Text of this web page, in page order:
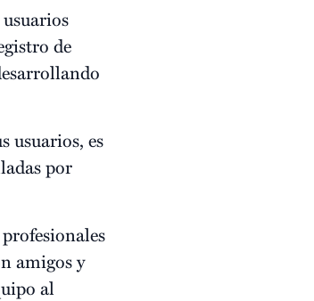
de
usuarios, es
por
amigos y
al